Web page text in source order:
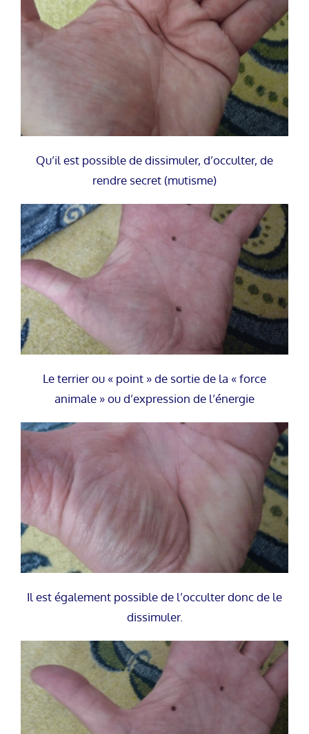
Qu’il est possible de dissimuler, d’occulter, de
rendre secret (mutisme)
Le terrier ou « point » de sortie de la « force
animale » ou d’expression de l’énergie
Il est également possible de l’occulter donc de le
dissimuler.